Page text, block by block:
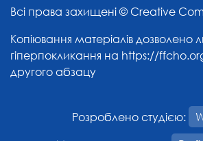
Всі права захищені © Creative
Копіювання матеріалів дозволено
гіперпокликання на https://
другого абзацу
Розроблено студією: